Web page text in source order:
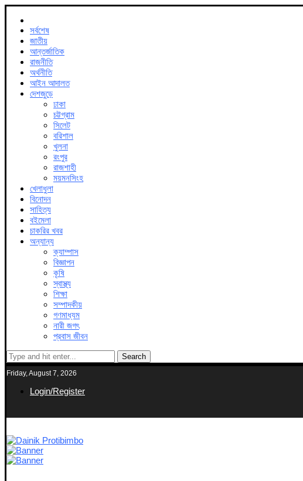
সর্বশেষ
জাতীয়
আন্তর্জাতিক
রাজনীতি
অর্থনীতি
আইন আদালত
দেশজুড়ে
ঢাকা
চট্টগ্রাম
সিলেট
বরিশাল
খুলনা
রংপুর
রাজশাহী
ময়মনসিংহ
খেলাধুলা
বিনোদন
সাহিত্য
বইমেলা
চাকরির খবর
অন্যান্য
ক্যাম্পাস
বিজ্ঞাপন
কৃষি
স্বাস্থ্য
শিক্ষা
সম্পাদকীয়
গণমাধ্যম
নারী জগৎ
প্রবাস জীবন
Search
Friday, August 7, 2026
Login/Register